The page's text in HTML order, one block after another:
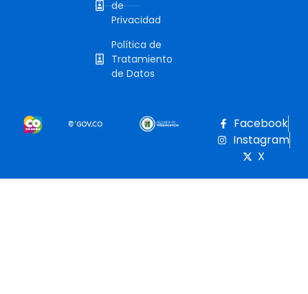
de
Privacidad
Política de
Tratamiento
de Datos
Facebook
Instagram
X